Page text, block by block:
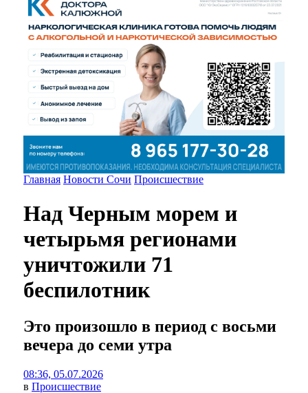
Главная Новости Сочи Происшествие
Над Черным морем и
четырьмя регионами
уничтожили 71
беспилотник
Это произошло в период с восьми
вечера до семи утра
08:36, 05.07.2026
в Происшествие